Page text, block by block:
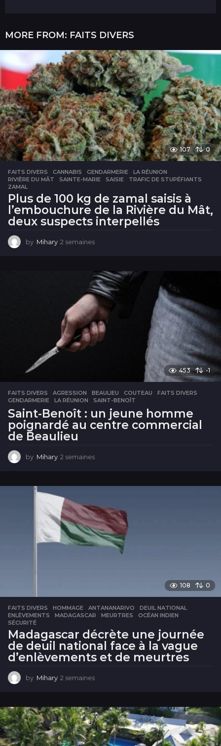
MORE FROM: FAITS DIVERS
107 0
FAITS DIVERS CANNABIS ,GENDARMERIE ,LA RÉUNION
RIVIÈRE DU MÂT
,SAINTE-MARIE ,SAISIE ,TRAFIC DE STUPÉFIANTS
ZAMAL
Plus de 100 kg de zamal saisis à
l’embouchure de la Rivière du Mât,
deux suspects interpellés
by Mihary 2 semaines
a
i
n
e
s
453 -1
FAITS DIVERS AGRESSION ,BEAULIEU ,COUTEAU ,FAITS DIVERS
GENDARMERIE
,LA RÉUNION ,SAINT-BENOÎT
Saint-Benoît : un jeune homme
poignardé au centre commercial
de Beaulieu
by Mihary 2 semaines
m
n
e
s
108 0
FAITS DIVERS ,HOMMAGE ANTANANARIVO ,DEUIL NATIONAL
ENLÈVEMENTS
,MADAGASCAR ,MEURTRES ,OCÉAN INDIEN
SÉCURITÉ
Madagascar décrète une journée
de deuil national face à la vague
d’enlèvements et de meurtres
by Mihary 2 semaines
m
a
i
n
e